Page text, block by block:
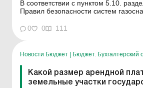
В соответствии с пунктом 5.10.
Правил безопасности систем
угольной промышленности Украины
285, зарегистрированного в
(балансод...
0 0 111
Новости Бюджет Бюджет. Бухгалтерский
Какой размер арендной
земельные участки